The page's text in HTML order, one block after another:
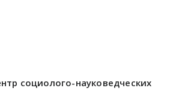
социолого-науковедческих